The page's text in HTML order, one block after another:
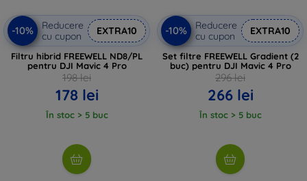
-10%
Reducere
cu cupon
EXTRA10
Filtru hibrid FREEWELL ND8/PL
pentru DJI Mavic 4 Pro
198 lei
178 lei
În stoc > 5 buc
-10%
Reducere
cu cupon
EXTRA10
Set filtre FREEWELL Gradient (2
buc) pentru DJI Mavic 4 Pro
296 lei
266 lei
În stoc > 5 buc